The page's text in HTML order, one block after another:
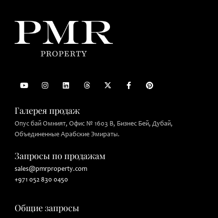
Галерея продаж
Опус бай Омният, Офис № 1603 B, Бизнес Бей, Дубай,
Объединенные Арабские Эмираты.
Запросы по продажам
sales@pmrproperty.com
+971 052 830 0450
Общие запросы